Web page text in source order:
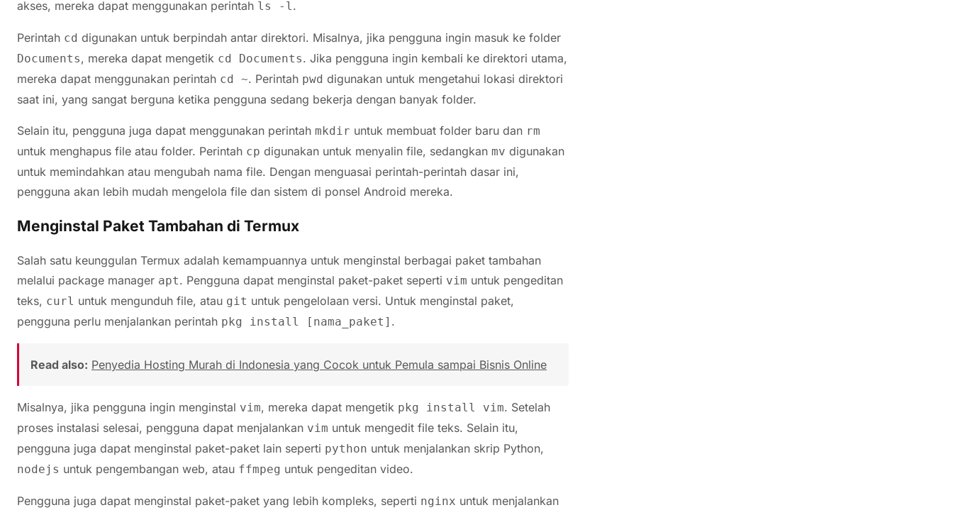
akses, mereka dapat menggunakan perintah ls -l.
Perintah cd digunakan untuk berpindah antar direktori. Misalnya, jika pengguna ingin masuk ke folder
Documents, mereka dapat mengetik cd Documents. Jika pengguna ingin kembali ke direktori utama,
mereka dapat menggunakan perintah cd ~. Perintah pwd digunakan untuk mengetahui lokasi direktori
saat ini, yang sangat berguna ketika pengguna sedang bekerja dengan banyak folder.
Selain itu, pengguna juga dapat menggunakan perintah mkdir untuk membuat folder baru dan rm
untuk menghapus file atau folder. Perintah cp digunakan untuk menyalin file, sedangkan mv digunakan
untuk memindahkan atau mengubah nama file. Dengan menguasai perintah-perintah dasar ini,
pengguna akan lebih mudah mengelola file dan sistem di ponsel Android mereka.
Menginstal Paket Tambahan di Termux
Salah satu keunggulan Termux adalah kemampuannya untuk menginstal berbagai paket tambahan
melalui package manager apt. Pengguna dapat menginstal paket-paket seperti vim untuk pengeditan
teks, curl untuk mengunduh file, atau git untuk pengelolaan versi. Untuk menginstal paket,
pengguna perlu menjalankan perintah pkg install [nama_paket] .
Read also: Penyedia Hosting Murah di Indonesia yang Cocok untuk Pemula sampai Bisnis Online
Misalnya, jika pengguna ingin menginstal vim, mereka dapat mengetik pkg install vim. Setelah
proses instalasi selesai, pengguna dapat menjalankan vim untuk mengedit file teks. Selain itu,
pengguna juga dapat menginstal paket-paket lain seperti python untuk menjalankan skrip Python,
nodejs untuk pengembangan web, atau ffmpeg untuk pengeditan video.
Pengguna juga dapat menginstal paket-paket yang lebih kompleks, seperti nginx untuk menjalankan